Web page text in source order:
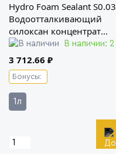
Hydro Foam Sealant S0.03
Водоотталкивающий
силоксан концентрат
премиум-класса Koch
Chemie
В наличии: 2
3 712.66 ₽
Бонусы:
1л